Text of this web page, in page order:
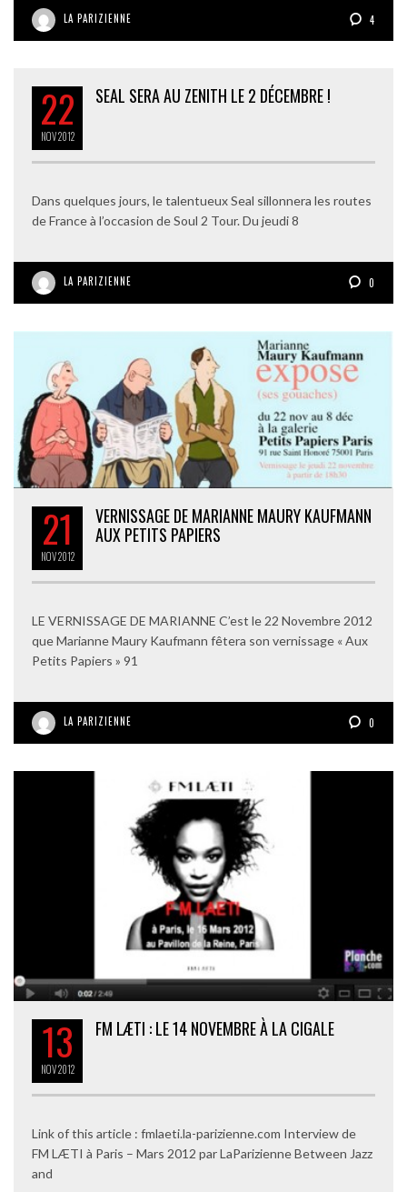
LA PARIZIENNE 4
22
NOV2012
SEAL SERA AU ZENITH LE 2 DÉCEMBRE !
Dans quelques jours, le talentueux Seal sillonnera les routes
de France à l’occasion de Soul 2 Tour. Du jeudi 8
LA PARIZIENNE 0
21
NOV2012
VERNISSAGE DE MARIANNE MAURY KAUFMANN
AUX PETITS PAPIERS
LE VERNISSAGE DE MARIANNE C’est le 22 Novembre 2012
que Marianne Maury Kaufmann fêtera son vernissage « Aux
Petits Papiers » 91
LA PARIZIENNE 0
13
NOV2012
FM LÆTI : LE 14 NOVEMBRE À LA CIGALE
Link of this article : fmlaeti.la-parizienne.com Interview de
FM LÆTI à Paris – Mars 2012 par LaParizienne Between Jazz
and